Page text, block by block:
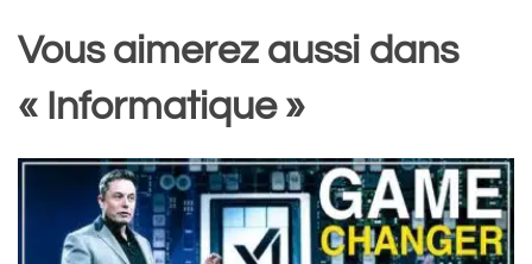
Vous aimerez aussi dans
« Informatique »